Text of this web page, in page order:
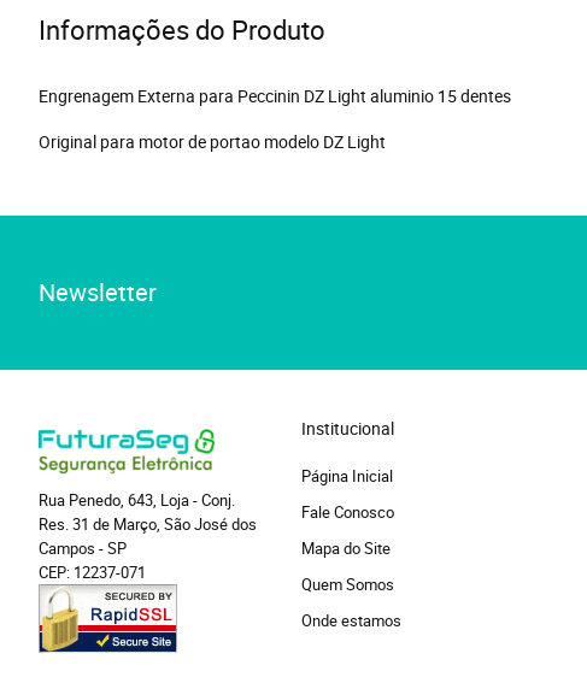
Informações do Produto
Engrenagem Externa para Peccinin DZ Light aluminio 15 dentes
Original para motor de portao modelo DZ Light
Newsletter
Rua Penedo, 643, Loja-Conj.
Res. 31 de Março, São José dos
Campos -SP
CEP: 12237-071
Institucional
Página Inicial
Fale Conosco
Mapa do Site
Quem Somos
Onde estamos